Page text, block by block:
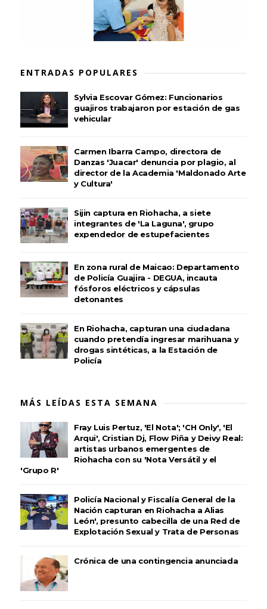
ENTRADAS POPULARES
Sylvia Escovar Gómez: Funcionarios
guajiros trabajaron por estación de gas
vehicular
Carmen Ibarra Campo, directora de
Danzas 'Juacar' denuncia por plagio, al
director de la Academia 'Maldonado Arte
y Cultura'
Sijin captura en Riohacha, a siete
integrantes de 'La Laguna', grupo
expendedor de estupefacientes
En zona rural de Maicao: Departamento
de Policía Guajira - DEGUA, incauta
fósforos eléctricos y cápsulas
detonantes
En Riohacha, capturan una ciudadana
cuando pretendía ingresar marihuana y
drogas sintéticas, a la Estación de
Policía
MÁS LEÍDAS ESTA SEMANA
Fray Luis Pertuz, 'El Nota'; 'CH Only', 'El
Arqui', Cristian Dj, Flow Piña y Deivy Real:
artistas urbanos emergentes de
Riohacha con su 'Nota Versátil y el
'Grupo R'
Policía Nacional y Fiscalía General de la
Nación capturan en Riohacha a Alias
León', presunto cabecilla de una Red de
Explotación Sexual y Trata de Personas
Crónica de una contingencia anunciada